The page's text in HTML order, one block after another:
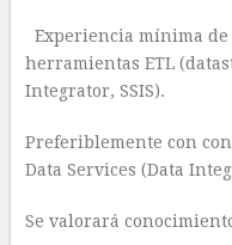
Experiencia mínima de
herramientas ETL
Integrator, SSIS).
Preferiblemente con
Data Services (Data
Se valorará